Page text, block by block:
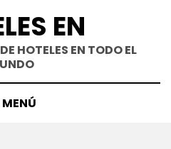
EN
HOTELES EN TODO EL
MENÚ